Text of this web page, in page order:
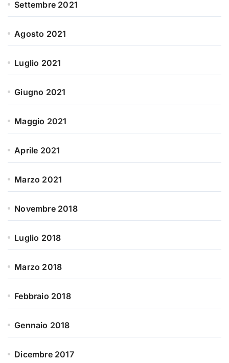
Settembre 2021
Agosto 2021
Luglio 2021
Giugno 2021
Maggio 2021
Aprile 2021
Marzo 2021
Novembre 2018
Luglio 2018
Marzo 2018
Febbraio 2018
Gennaio 2018
Dicembre 2017